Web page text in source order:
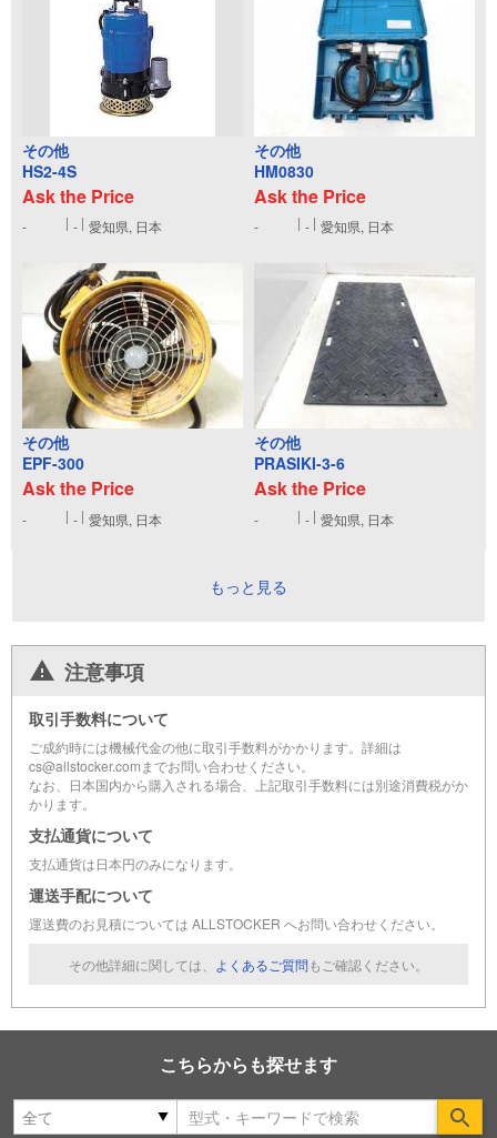
その他
HS2-4S
Ask the Price
- - 愛知県, 日本
その他
HM0830
Ask the Price
- - 愛知県, 日本
その他
EPF-300
Ask the Price
- - 愛知県, 日本
その他
PRASIKI-3-6
Ask the Price
- - 愛知県, 日本
もっと見る
注意事項
取引手数料について
ご成約時には機械代金の他に取引手数料がかかります。詳細は
cs@allstocker.comまでお問い合わせください。
なお、日本国内から購入される場合、上記取引手数料には別途消費税がか
かります。
支払通貨について
支払通貨は日本円のみになります。
運送手配について
運送費のお見積については ALLSTOCKER へお問い合わせください。
その他詳細に関しては、 よくあるご質問もご確認ください。
こちらからも探せます